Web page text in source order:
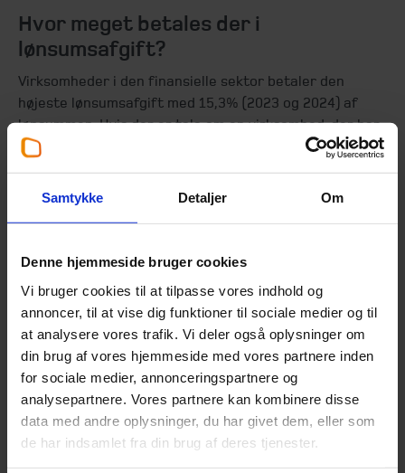
Samtykke Detaljer Om
Denne hjemmeside bruger cookies
Vi bruger cookies til at tilpasse vores indhold og
annoncer, til at vise dig funktioner til sociale medier og til
at analysere vores trafik. Vi deler også oplysninger om
din brug af vores hjemmeside med vores partnere inden
for sociale medier, annonceringspartnere og
analysepartnere. Vores partnere kan kombinere disse
data med andre oplysninger, du har givet dem, eller som
de har indsamlet fra din brug af deres tjenester.
Hvor meget betales der i
lønsumsafgift?
Virksomheder i den finansielle sektor betaler den
højeste lønsumsafgift med 15,3% (2023 og 2024) af
lønsummen. Hvis der er tale om en virksomhed, der har
andre aktiviteter end de finansielle, så anvendes denne
virksomhedens hovedaktivitet.
Foreninger, fonde, organisationer betaler
Hvis der er tale om en finansiel aktivitet, bliver fonden,
foreningen m.fl. dog omfattet af lønsumsafgiften med
15,3% af lønsummen.
Virksomheder, der udgiver og importerer aviser,
betaler lønsumsafgift af 3,54% (2023 og 2024).
Alle andre beregner lønsumsafgift af 4,12% (2023 og
2024) af lønsummen +/- overskud/underskud uden
finansielle poster ved den lønsumsafgiftspligtige